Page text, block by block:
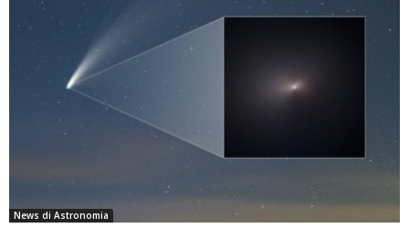
News di Astronomia